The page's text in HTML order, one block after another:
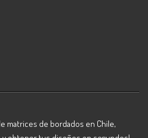
matrices de bordados en Chile,